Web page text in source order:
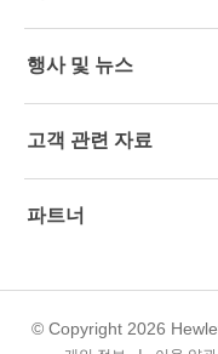
기업의 책임
HPE Labs
투자 정보
운영 지원 서비스
소프트웨어 및 드라이버
보증 확인
행사 및 뉴스
행사
고객 관련 자료
문의하기
이메일 등록
파트너
파트너 찾기
© Copyright 2026